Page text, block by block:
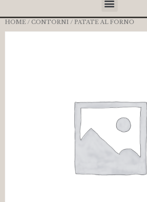
HOME / CONTORNI / PATATE AL FORNO